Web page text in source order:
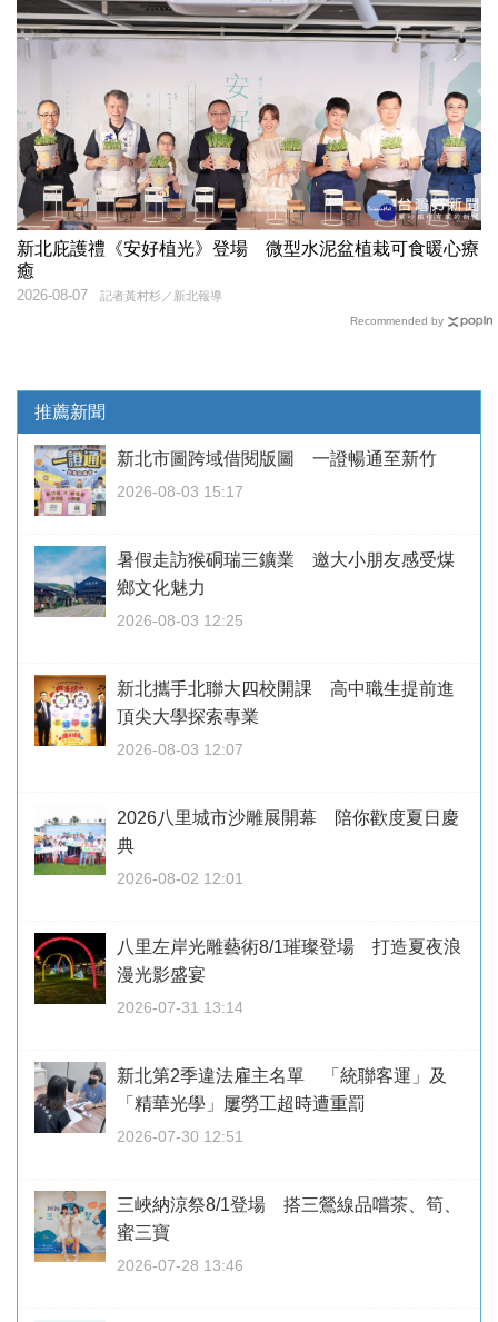
新北庇護禮《安好植光》登場 微型水泥盆植栽可食暖心療
癒
記者黃村杉／新北報導
2026-08-07
Recommended by
推薦新聞
新北市圖跨域借閱版圖 一證暢通至新竹
2026-08-03 15:17
暑假走訪猴硐瑞三鑛業 邀大小朋友感受煤
鄉文化魅力
2026-08-03 12:25
新北攜手北聯大四校開課 高中職生提前進
頂尖大學探索專業
2026-08-03 12:07
2026八里城市沙雕展開幕 陪你歡度夏日慶
典
2026-08-02 12:01
八里左岸光雕藝術8/1璀璨登場 打造夏夜浪
漫光影盛宴
2026-07-31 13:14
新北第2季違法雇主名單 「統聯客運」及
「精華光學」屢勞工超時遭重罰
2026-07-30 12:51
三峽納涼祭8/1登場 搭三鶯線品嚐茶、筍、
蜜三寶
2026-07-28 13:46